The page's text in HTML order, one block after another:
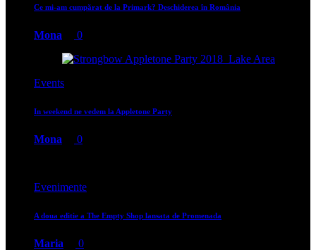
Ce mi-am cumpărat de la Primark? Deschiderea în România
Mona 0
Events
In weekend ne vedem la Appletone Party
Mona 0
Evenimente
A doua editie a The Empty Shop lansata de Promenada
Maria 0